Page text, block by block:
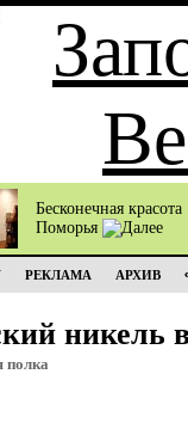
Бесконечная красота
Поморья
РЕКЛАМА АРХИВ
никель
полка